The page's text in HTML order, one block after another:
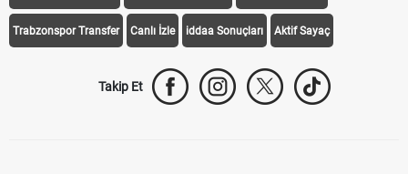
Trabzonspor Transfer Canlı İzle iddaa Sonuçları Aktif Sayaç
Takip Et